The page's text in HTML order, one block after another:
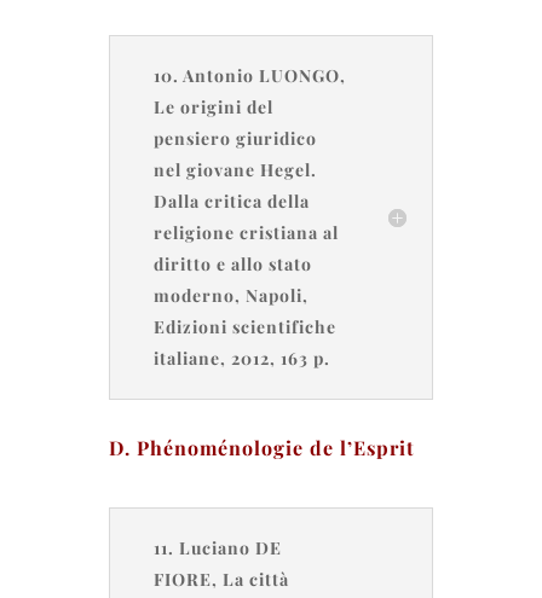
10. Antonio LUONGO,
Le origini del
pensiero giuridico
nel giovane Hegel.
Dalla critica della
religione cristiana al
diritto e allo stato
moderno, Napoli,
Edizioni scientifiche
italiane, 2012, 163 p.
D. Phénoménologie de l’Esprit
11. Luciano DE
FIORE, La città